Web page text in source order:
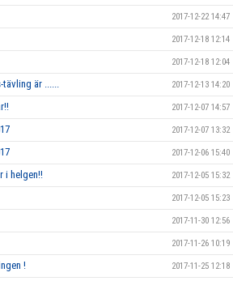
2017-12-22 14:47
2017-12-18 12:14
2017-12-18 12:04
tävling är ...... 2017-12-13 14:20
2017-12-07 14:57
2017-12-07 13:32
2017-12-06 15:40
i helgen!! 2017-12-05 15:32
2017-12-05 15:23
2017-11-30 12:56
2017-11-26 10:19
! 2017-11-25 12:18